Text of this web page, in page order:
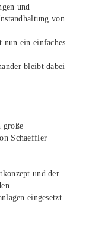
und
von
nun ein einfaches
bleibt dabei
große
Schaeffler
und der
eingesetzt